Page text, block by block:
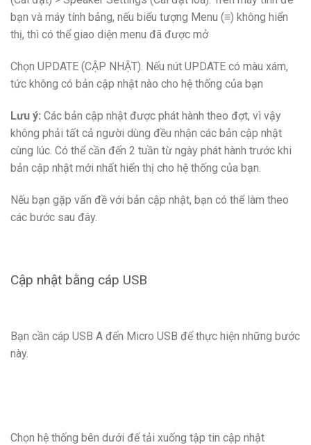
bạn và máy tính bảng, nếu biểu tượng Menu (≡) không hiển
thị, thì có thể giao diện menu đã được mở
Chọn UPDATE (CẬP NHẬT). Nếu nút UPDATE có màu xám,
tức không có bản cập nhật nào cho hệ thống của bạn
Lưu ý: Các bản cập nhật được phát hành theo đợt, vì vậy
không phải tất cả người dùng đều nhận các bản cập nhật
cùng lúc. Có thể cần đến 2 tuần từ ngày phát hành trước khi
bản cập nhật mới nhất hiển thị cho hệ thống của bạn.
Nếu bạn gặp vấn đề với bản cập nhật, bạn có thể làm theo
các bước sau đây.
Cập nhật bằng cáp USB
Bạn cần cáp USB A đến Micro USB để thực hiện những bước
này.
Chọn hệ thống bên dưới để tải xuống tập tin cập nhật